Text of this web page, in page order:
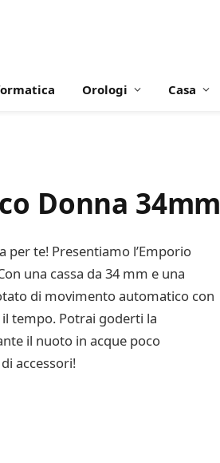
Orologi Casa
Donna 34mm
te! Presentiamo l’Emporio
una cassa da 34 mm e una
di movimento automatico con
tempo. Potrai goderti la
il nuoto in acque poco
accessori!